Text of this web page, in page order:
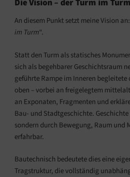
Die Vision – der Turm im Turm
An diesem Punkt setzt meine Vision
im Turm“.
Statt den Turm als statisches
sich als begehbarer Geschichtsraum
geführte Rampe im Inneren begleitete
oben – vorbei an freigelegtem
an Exponaten, Fragmenten und
Bau- und Stadtgeschichte.
sondern durch Bewegung, Raum
erfahrbar.
Bautechnisch bedeutete dies eine
Tragstruktur, die vollständig